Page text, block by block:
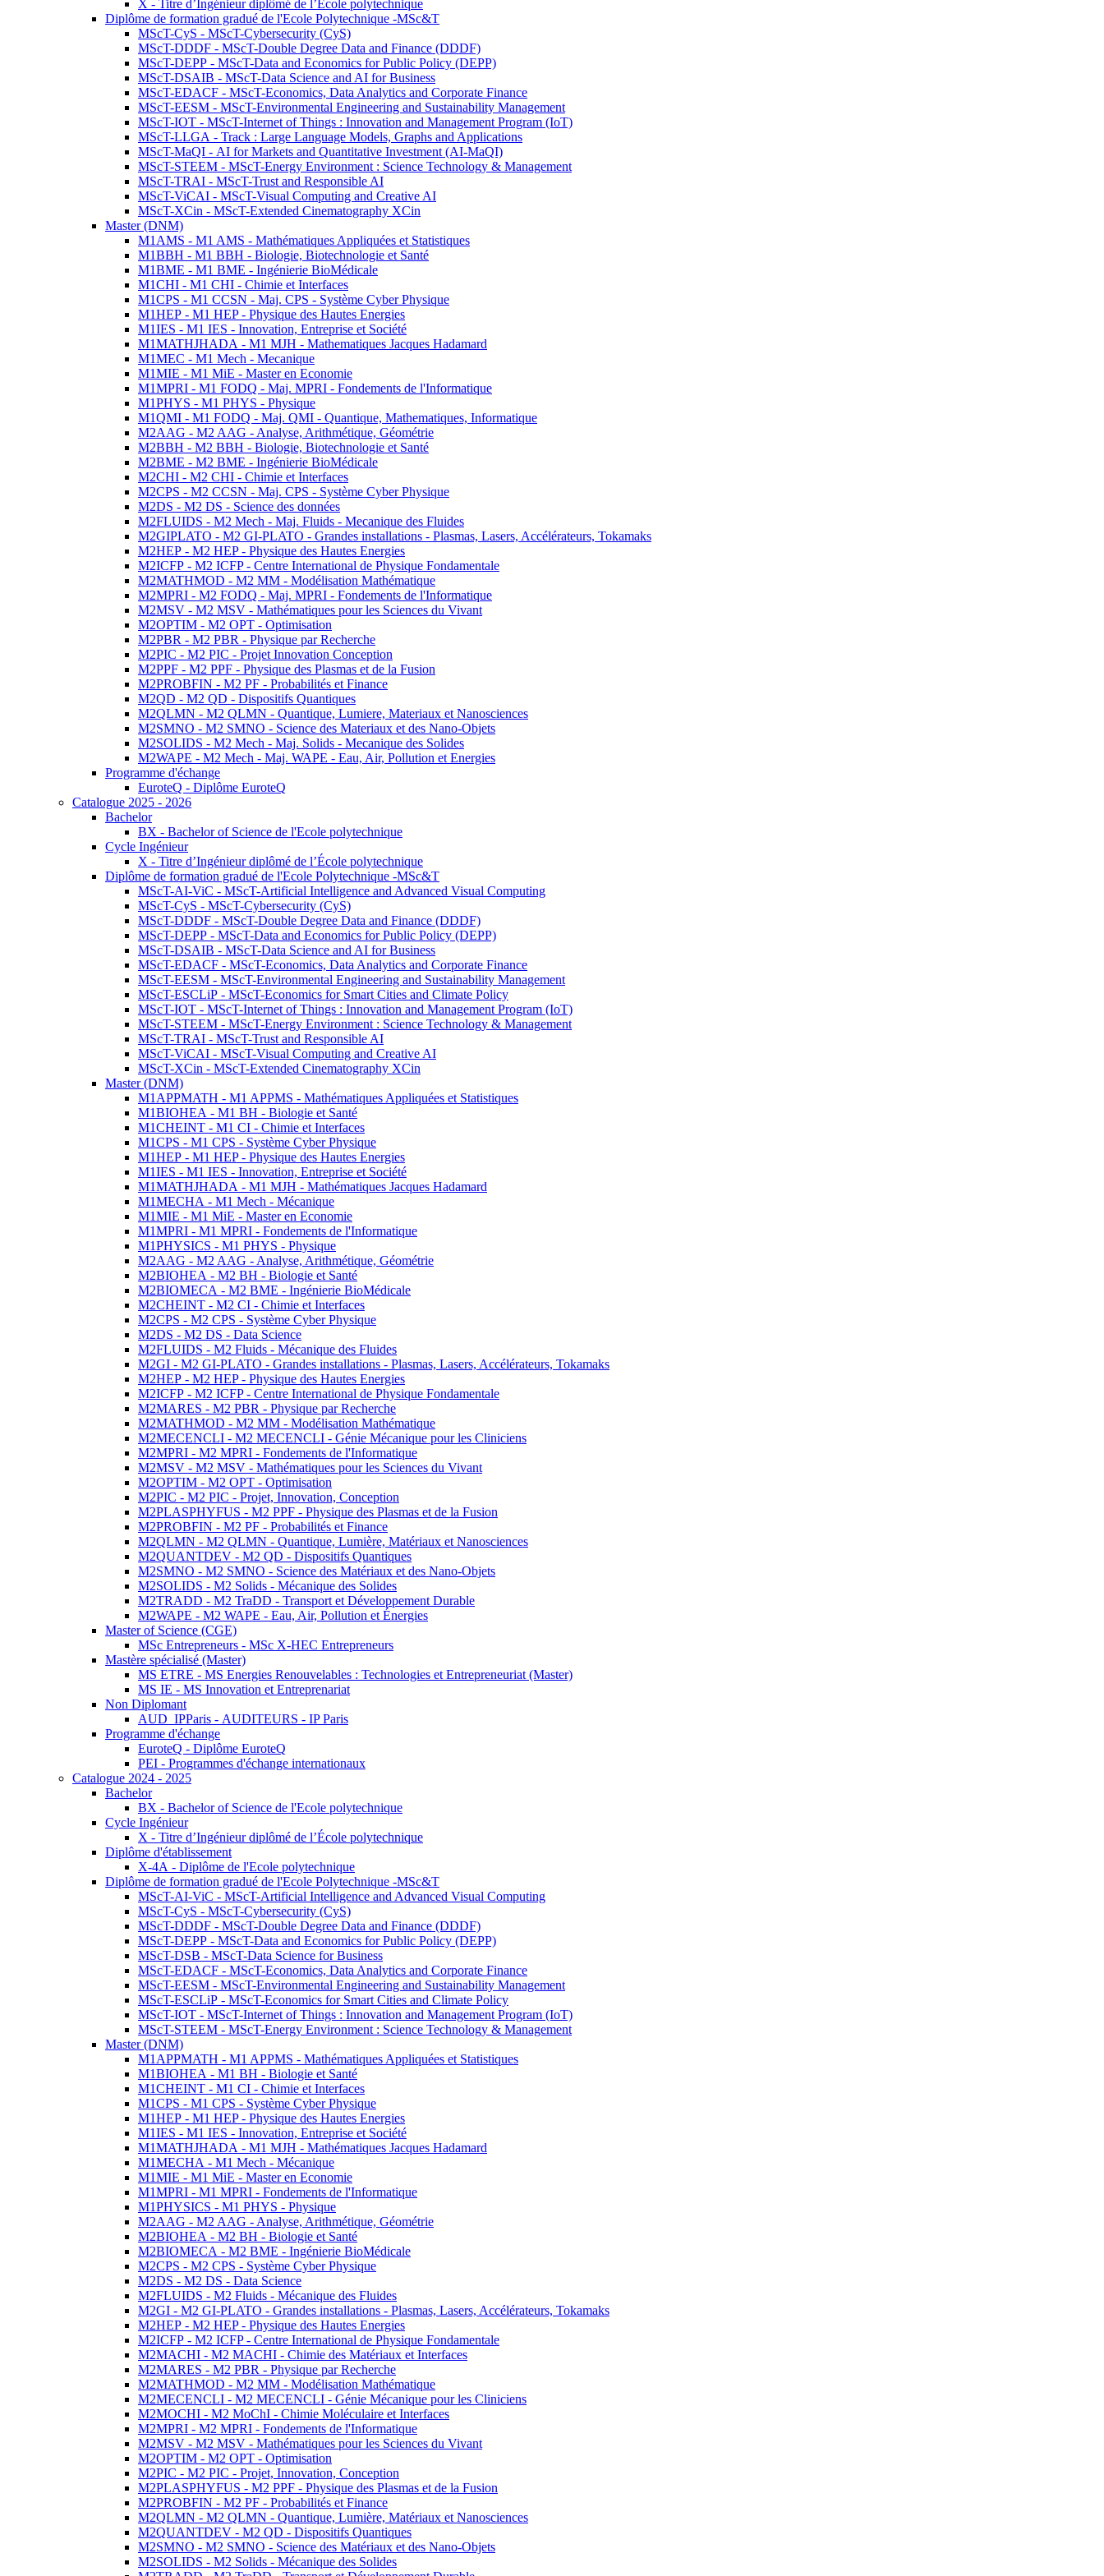
X - Titre d’Ingénieur diplômé de l’École polytechnique
Diplôme de formation gradué de l'Ecole Polytechnique -MSc&T
MScT-CyS - MScT-Cybersecurity (CyS)
MScT-DDDF - MScT-Double Degree Data and Finance (DDDF)
MScT-DEPP - MScT-Data and Economics for Public Policy (DEPP)
MScT-DSAIB - MScT-Data Science and AI for Business
MScT-EDACF - MScT-Economics, Data Analytics and Corporate Finance
MScT-EESM - MScT-Environmental Engineering and Sustainability Management
MScT-IOT - MScT-Internet of Things : Innovation and Management Program (IoT)
MScT-LLGA - Track : Large Language Models, Graphs and Applications
MScT-MaQI - AI for Markets and Quantitative Investment (AI-MaQI)
MScT-STEEM - MScT-Energy Environment : Science Technology & Management
MScT-TRAI - MScT-Trust and Responsible AI
MScT-ViCAI - MScT-Visual Computing and Creative AI
MScT-XCin - MScT-Extended Cinematography XCin
Master (DNM)
M1AMS - M1 AMS - Mathématiques Appliquées et Statistiques
M1BBH - M1 BBH - Biologie, Biotechnologie et Santé
M1BME - M1 BME - Ingénierie BioMédicale
M1CHI - M1 CHI - Chimie et Interfaces
M1CPS - M1 CCSN - Maj. CPS - Système Cyber Physique
M1HEP - M1 HEP - Physique des Hautes Energies
M1IES - M1 IES - Innovation, Entreprise et Société
M1MATHJHADA - M1 MJH - Mathematiques Jacques Hadamard
M1MEC - M1 Mech - Mecanique
M1MIE - M1 MiE - Master en Economie
M1MPRI - M1 FODQ - Maj. MPRI - Fondements de l'Informatique
M1PHYS - M1 PHYS - Physique
M1QMI - M1 FODQ - Maj. QMI - Quantique, Mathematiques, Informatique
M2AAG - M2 AAG - Analyse, Arithmétique, Géométrie
M2BBH - M2 BBH - Biologie, Biotechnologie et Santé
M2BME - M2 BME - Ingénierie BioMédicale
M2CHI - M2 CHI - Chimie et Interfaces
M2CPS - M2 CCSN - Maj. CPS - Système Cyber Physique
M2DS - M2 DS - Science des données
M2FLUIDS - M2 Mech - Maj. Fluids - Mecanique des Fluides
M2GIPLATO - M2 GI-PLATO - Grandes installations - Plasmas, Lasers, Accélérateurs, Tokamaks
M2HEP - M2 HEP - Physique des Hautes Energies
M2ICFP - M2 ICFP - Centre International de Physique Fondamentale
M2MATHMOD - M2 MM - Modélisation Mathématique
M2MPRI - M2 FODQ - Maj. MPRI - Fondements de l'Informatique
M2MSV - M2 MSV - Mathématiques pour les Sciences du Vivant
M2OPTIM - M2 OPT - Optimisation
M2PBR - M2 PBR - Physique par Recherche
M2PIC - M2 PIC - Projet Innovation Conception
M2PPF - M2 PPF - Physique des Plasmas et de la Fusion
M2PROBFIN - M2 PF - Probabilités et Finance
M2QD - M2 QD - Dispositifs Quantiques
M2QLMN - M2 QLMN - Quantique, Lumiere, Materiaux et Nanosciences
M2SMNO - M2 SMNO - Science des Materiaux et des Nano-Objets
M2SOLIDS - M2 Mech - Maj. Solids - Mecanique des Solides
M2WAPE - M2 Mech - Maj. WAPE - Eau, Air, Pollution et Energies
Programme d'échange
EuroteQ - Diplôme EuroteQ
Catalogue 2025 - 2026
Bachelor
BX - Bachelor of Science de l'Ecole polytechnique
Cycle Ingénieur
X - Titre d’Ingénieur diplômé de l’École polytechnique
Diplôme de formation gradué de l'Ecole Polytechnique -MSc&T
MScT-AI-ViC - MScT-Artificial Intelligence and Advanced Visual Computing
MScT-CyS - MScT-Cybersecurity (CyS)
MScT-DDDF - MScT-Double Degree Data and Finance (DDDF)
MScT-DEPP - MScT-Data and Economics for Public Policy (DEPP)
MScT-DSAIB - MScT-Data Science and AI for Business
MScT-EDACF - MScT-Economics, Data Analytics and Corporate Finance
MScT-EESM - MScT-Environmental Engineering and Sustainability Management
MScT-ESCLiP - MScT-Economics for Smart Cities and Climate Policy
MScT-IOT - MScT-Internet of Things : Innovation and Management Program (IoT)
MScT-STEEM - MScT-Energy Environment : Science Technology & Management
MScT-TRAI - MScT-Trust and Responsible AI
MScT-ViCAI - MScT-Visual Computing and Creative AI
MScT-XCin - MScT-Extended Cinematography XCin
Master (DNM)
M1APPMATH - M1 APPMS - Mathématiques Appliquées et Statistiques
M1BIOHEA - M1 BH - Biologie et Santé
M1CHEINT - M1 CI - Chimie et Interfaces
M1CPS - M1 CPS - Système Cyber Physique
M1HEP - M1 HEP - Physique des Hautes Energies
M1IES - M1 IES - Innovation, Entreprise et Société
M1MATHJHADA - M1 MJH - Mathématiques Jacques Hadamard
M1MECHA - M1 Mech - Mécanique
M1MIE - M1 MiE - Master en Economie
M1MPRI - M1 MPRI - Fondements de l'Informatique
M1PHYSICS - M1 PHYS - Physique
M2AAG - M2 AAG - Analyse, Arithmétique, Géométrie
M2BIOHEA - M2 BH - Biologie et Santé
M2BIOMECA - M2 BME - Ingénierie BioMédicale
M2CHEINT - M2 CI - Chimie et Interfaces
M2CPS - M2 CPS - Système Cyber Physique
M2DS - M2 DS - Data Science
M2FLUIDS - M2 Fluids - Mécanique des Fluides
M2GI - M2 GI-PLATO - Grandes installations - Plasmas, Lasers, Accélérateurs, Tokamaks
M2HEP - M2 HEP - Physique des Hautes Energies
M2ICFP - M2 ICFP - Centre International de Physique Fondamentale
M2MARES - M2 PBR - Physique par Recherche
M2MATHMOD - M2 MM - Modélisation Mathématique
M2MECENCLI - M2 MECENCLI - Génie Mécanique pour les Cliniciens
M2MPRI - M2 MPRI - Fondements de l'Informatique
M2MSV - M2 MSV - Mathématiques pour les Sciences du Vivant
M2OPTIM - M2 OPT - Optimisation
M2PIC - M2 PIC - Projet, Innovation, Conception
M2PLASPHYFUS - M2 PPF - Physique des Plasmas et de la Fusion
M2PROBFIN - M2 PF - Probabilités et Finance
M2QLMN - M2 QLMN - Quantique, Lumière, Matériaux et Nanosciences
M2QUANTDEV - M2 QD - Dispositifs Quantiques
M2SMNO - M2 SMNO - Science des Matériaux et des Nano-Objets
M2SOLIDS - M2 Solids - Mécanique des Solides
M2TRADD - M2 TraDD - Transport et Développement Durable
M2WAPE - M2 WAPE - Eau, Air, Pollution et Énergies
Master of Science (CGE)
MSc Entrepreneurs - MSc X-HEC Entrepreneurs
Mastère spécialisé (Master)
MS ETRE - MS Energies Renouvelables : Technologies et Entrepreneuriat (Master)
MS IE - MS Innovation et Entreprenariat
Non Diplomant
AUD_IPParis - AUDITEURS - IP Paris
Programme d'échange
EuroteQ - Diplôme EuroteQ
PEI - Programmes d'échange internationaux
Catalogue 2024 - 2025
Bachelor
BX - Bachelor of Science de l'Ecole polytechnique
Cycle Ingénieur
X - Titre d’Ingénieur diplômé de l’École polytechnique
Diplôme d'établissement
X-4A - Diplôme de l'Ecole polytechnique
Diplôme de formation gradué de l'Ecole Polytechnique -MSc&T
MScT-AI-ViC - MScT-Artificial Intelligence and Advanced Visual Computing
MScT-CyS - MScT-Cybersecurity (CyS)
MScT-DDDF - MScT-Double Degree Data and Finance (DDDF)
MScT-DEPP - MScT-Data and Economics for Public Policy (DEPP)
MScT-DSB - MScT-Data Science for Business
MScT-EDACF - MScT-Economics, Data Analytics and Corporate Finance
MScT-EESM - MScT-Environmental Engineering and Sustainability Management
MScT-ESCLiP - MScT-Economics for Smart Cities and Climate Policy
MScT-IOT - MScT-Internet of Things : Innovation and Management Program (IoT)
MScT-STEEM - MScT-Energy Environment : Science Technology & Management
Master (DNM)
M1APPMATH - M1 APPMS - Mathématiques Appliquées et Statistiques
M1BIOHEA - M1 BH - Biologie et Santé
M1CHEINT - M1 CI - Chimie et Interfaces
M1CPS - M1 CPS - Système Cyber Physique
M1HEP - M1 HEP - Physique des Hautes Energies
M1IES - M1 IES - Innovation, Entreprise et Société
M1MATHJHADA - M1 MJH - Mathématiques Jacques Hadamard
M1MECHA - M1 Mech - Mécanique
M1MIE - M1 MiE - Master en Economie
M1MPRI - M1 MPRI - Fondements de l'Informatique
M1PHYSICS - M1 PHYS - Physique
M2AAG - M2 AAG - Analyse, Arithmétique, Géométrie
M2BIOHEA - M2 BH - Biologie et Santé
M2BIOMECA - M2 BME - Ingénierie BioMédicale
M2CPS - M2 CPS - Système Cyber Physique
M2DS - M2 DS - Data Science
M2FLUIDS - M2 Fluids - Mécanique des Fluides
M2GI - M2 GI-PLATO - Grandes installations - Plasmas, Lasers, Accélérateurs, Tokamaks
M2HEP - M2 HEP - Physique des Hautes Energies
M2ICFP - M2 ICFP - Centre International de Physique Fondamentale
M2MACHI - M2 MACHI - Chimie des Matériaux et Interfaces
M2MARES - M2 PBR - Physique par Recherche
M2MATHMOD - M2 MM - Modélisation Mathématique
M2MECENCLI - M2 MECENCLI - Génie Mécanique pour les Cliniciens
M2MOCHI - M2 MoChI - Chimie Moléculaire et Interfaces
M2MPRI - M2 MPRI - Fondements de l'Informatique
M2MSV - M2 MSV - Mathématiques pour les Sciences du Vivant
M2OPTIM - M2 OPT - Optimisation
M2PIC - M2 PIC - Projet, Innovation, Conception
M2PLASPHYFUS - M2 PPF - Physique des Plasmas et de la Fusion
M2PROBFIN - M2 PF - Probabilités et Finance
M2QLMN - M2 QLMN - Quantique, Lumière, Matériaux et Nanosciences
M2QUANTDEV - M2 QD - Dispositifs Quantiques
M2SMNO - M2 SMNO - Science des Matériaux et des Nano-Objets
M2SOLIDS - M2 Solids - Mécanique des Solides